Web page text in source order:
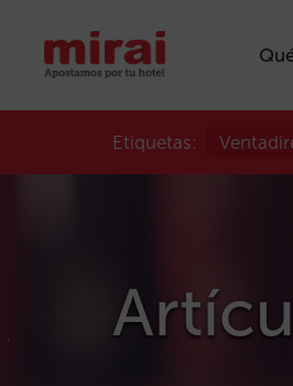
Etiquetas: